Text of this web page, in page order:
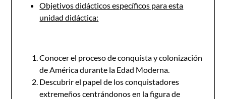
Objetivos didácticos específicos para esta
unidad didáctica:
Conocer el proceso de conquista y colonización
de América durante la Edad Moderna.
Descubrir el papel de los conquistadores
extremeños centrándonos en la figura de